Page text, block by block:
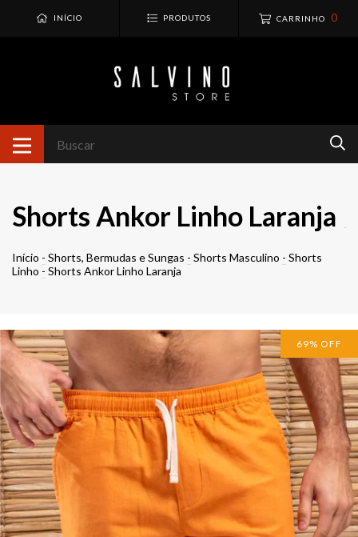
INÍCIO PRODUTOS CARRINHO 0
Shorts Ankor Linho Laranja
Início - Shorts, Bermudas e Sungas - Shorts Masculino - Shorts
Linho - Shorts Ankor Linho Laranja
69% OFF